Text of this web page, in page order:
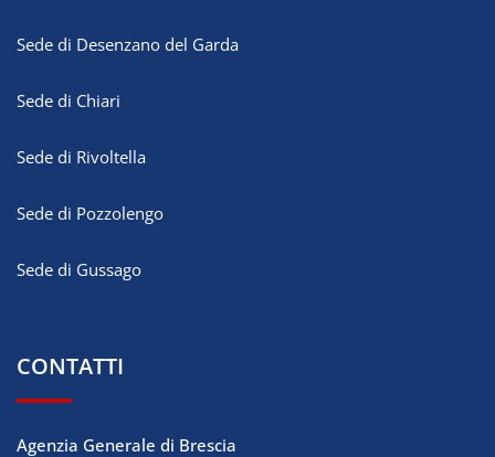
Sede di Desenzano del Garda
Sede di Chiari
Sede di Rivoltella
Sede di Pozzolengo
Sede di Gussago
CONTATTI
Agenzia Generale di Brescia